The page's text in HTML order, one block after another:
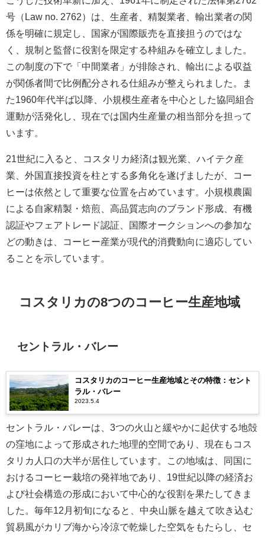
号（Law no. 2762）は、生産者、精製業者、輸出業者の関
係を明確に規定し、国家が国際販売を直接担うのではな
く、規制と監督に役割を限定する枠組みを確立しました。
この制度の下で「中間業者」が排除され、輸出による収益
が関係者間で比例配分される仕組みが整えられました。ま
た1960年代半ば以降、小規模生産者を中心とした協同組合
運動が活発化し、現在では国内生産量の相当部分を担って
います。
21世紀に入ると、コスタリカ経済は観光業、ハイテク産
業、外国直接投資を柱とする多角化を遂げましたが、コー
ヒーは依然として重要な位置を占めています。小規模農園
による自家精製・焙煎、高品質志向のブランド形成、有機
認証やフェアトレード認証、国際オークションへの参加な
どの動きは、コーヒー産業が現代的消費動向に適応してい
ることを示しています。
コスタリカの8つのコーヒー生産地域
セントラル・バレー
コスタリカのコーヒー生産地域とその特徴：セント
ラル・バレー
2023.5.4
セントラル・バレーは、3つの火山と緩やかに起伏する地殻
の窪地によって形成された地理的空間であり、現在もコス
タリカ人口の大半が居住しています。この地域は、同国に
おけるコーヒー栽培の発祥地であり、19世紀以降の経済お
よび社会構造の形成において中心的な役割を果たしてきま
した。毎年12月初旬になると、中央山脈を越えて吹き込む
貿易風がカリブ海から冷涼で乾燥した空気をもたらし、セ